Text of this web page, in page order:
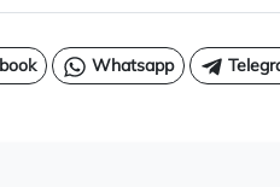
Whatsapp